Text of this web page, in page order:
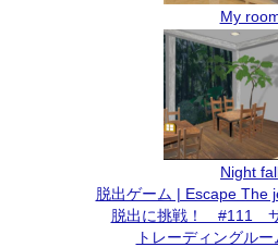
My
Night
脱出ゲーム | Escape The
脱出に挑戦！ #111
トレーディングル